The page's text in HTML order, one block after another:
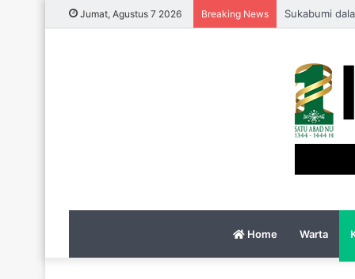
Jumat, Agustus 7 2026 Breaking News Sukabumi
Home Warta